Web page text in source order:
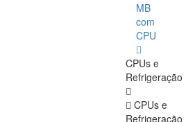
MB
com
CPU
CPUs e
Refrigeração
CPUs e
Refrigeração